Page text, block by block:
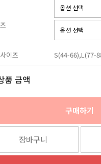
이즈 S(44-66),L(77-
품 금액
구매하기
장바구니